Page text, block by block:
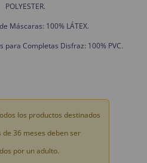
POLYESTER.
Máscaras: 100% LÁTEX.
para Completas Disfraz: 100% PVC.
los productos destinados
36 meses deben ser
por un adulto.